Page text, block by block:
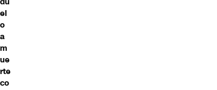
el
o
a
m
ue
rte
co